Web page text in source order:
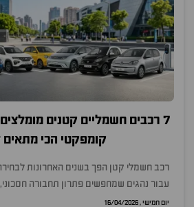
7 רכבים חשמליים קטנים
קומפקטי הכי מתאים
רכב חשמלי קטן הפך בשנים האחרונות
עבור נהגים שמחפשים פתרון תחבורה
יום חמישי , 16/04/2026